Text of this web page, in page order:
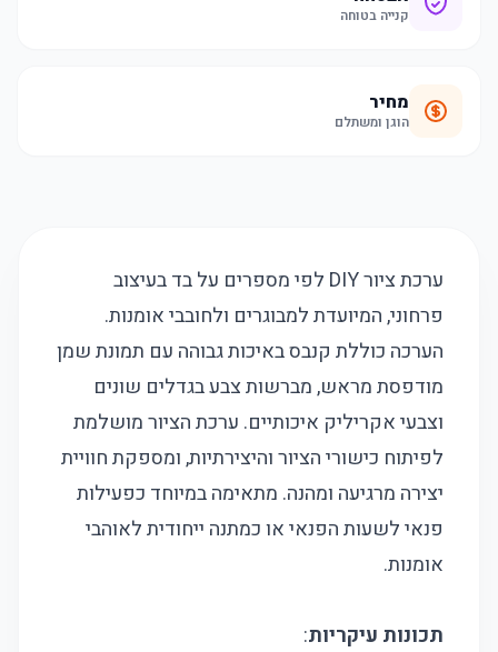
קנייה בטוחה
מחיר
הוגן ומשתלם
ערכת ציור DIY לפי מספרים על בד בעיצוב
פרחוני, המיועדת למבוגרים ולחובבי אומנות.
הערכה כוללת קנבס באיכות גבוהה עם תמונת שמן
מודפסת מראש, מברשות צבע בגדלים שונים
וצבעי אקריליק איכותיים. ערכת הציור מושלמת
לפיתוח כישורי הציור והיצירתיות, ומספקת חוויית
יצירה מרגיעה ומהנה. מתאימה במיוחד כפעילות
פנאי לשעות הפנאי או כמתנה ייחודית לאוהבי
אומנות.
תכונות עיקריות: